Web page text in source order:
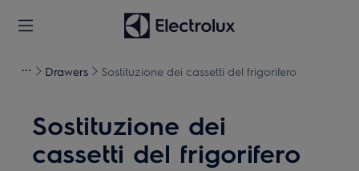
Drawers Sostituzione dei cassetti del frigorifero
Sostituzione dei
cassetti del frigorifero